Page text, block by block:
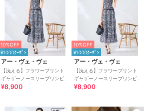
10%OFF
¥1000ｸｰﾎﾟﾝ
アー・ヴェ・ヴェ
【洗える】フラワープリント
ギャザーノースリーブワンピ
ース
¥8,900
10%OFF
¥1000ｸｰﾎﾟﾝ
アー・ヴェ・ヴェ
【洗える】フラワープリント
ギャザーノースリーブワンピ
ース
¥8,900